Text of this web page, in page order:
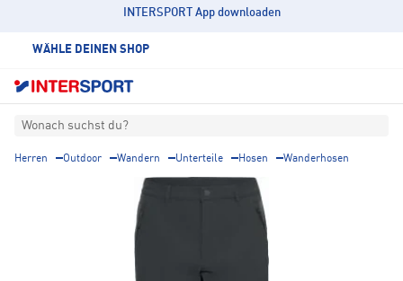
INTERSPORT App downloaden
WÄHLE DEINEN SHOP
Wonach suchst du?
Herren Outdoor Wandern Unterteile Hosen Wanderhosen